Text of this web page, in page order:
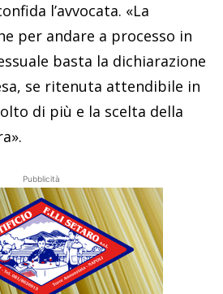
l’avvocata. «La
per andare a processo in
basta la dichiarazione
se ritenuta attendibile in
di più e la scelta della
Pubblicità